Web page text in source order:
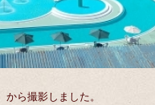
ら撮影しました。